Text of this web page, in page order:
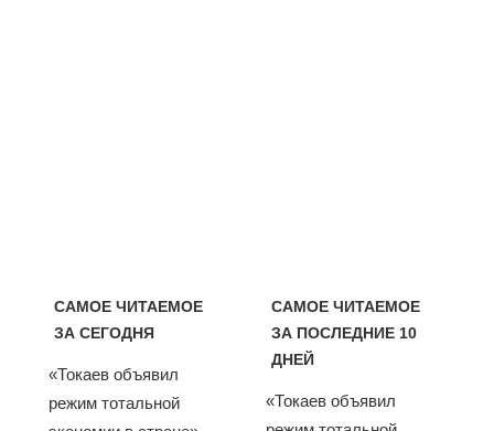
САМОЕ ЧИТАЕМОЕ
ЗА СЕГОДНЯ
«Токаев объявил
режим тотальной
САМОЕ ЧИТАЕМОЕ
ЗА ПОСЛЕДНИЕ 10
ДНЕЙ
«Токаев объявил